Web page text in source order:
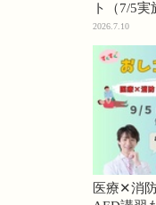
ト（7/5
74・桜蔭
2026.7.10
医療✕消